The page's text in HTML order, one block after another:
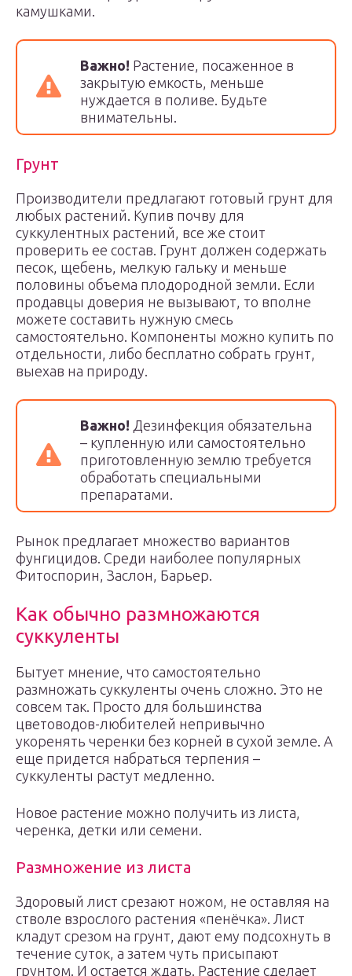
камушками.
Важно! Растение, посаженное в
закрытую емкость, меньше
нуждается в поливе. Будьте
внимательны.
Грунт
Производители предлагают готовый грунт для
любых растений. Купив почву для
суккулентных растений, все же стоит
проверить ее состав. Грунт должен содержать
песок, щебень, мелкую гальку и меньше
половины объема плодородной земли. Если
продавцы доверия не вызывают, то вполне
можете составить нужную смесь
самостоятельно. Компоненты можно купить по
отдельности, либо бесплатно собрать грунт,
выехав на природу.
Важно! Дезинфекция обязательна
– купленную или самостоятельно
приготовленную землю требуется
обработать специальными
препаратами.
Рынок предлагает множество вариантов
фунгицидов. Среди наиболее популярных
Фитоспорин, Заслон, Барьер.
Как обычно размножаются
суккуленты
Бытует мнение, что самостоятельно
размножать суккуленты очень сложно. Это не
совсем так. Просто для большинства
цветоводов-любителей непривычно
укоренять черенки без корней в сухой земле. А
еще придется набраться терпения –
суккуленты растут медленно.
Новое растение можно получить из листа,
черенка, детки или семени.
Размножение из листа
Здоровый лист срезают ножом, не оставляя на
стволе взрослого растения «пенёчка». Лист
кладут срезом на грунт, дают ему подсохнуть в
течение суток, а затем чуть присыпают
грунтом. И остается ждать. Растение сделает